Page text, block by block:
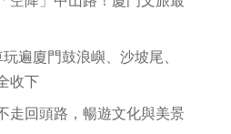
遍廈門鼓浪嶼、沙坡尾、
收下
走回頭路，暢遊文化與美景